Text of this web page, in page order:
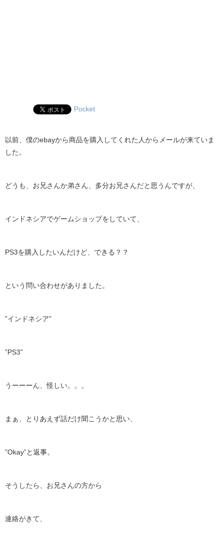
Pocket
以前、僕のebayから商品を購入してくれた人からメールが来ていま
した。
どうも、お兄さんか弟さん、多分お兄さんだと思うんですが、
インドネシアでゲームショップをしていて、
PS3を購入したいんだけど、できる？？
という問い合わせがありました。
”インドネシア”
”PS3”
うーーーん、怪しい。。。
まぁ、とりあえず話だけ聞こうかと思い、
”Okay”と返事。
そうしたら、お兄さんの方から
連絡がきて、